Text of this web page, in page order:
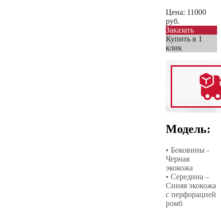
Цена: 11000
руб.
Заказать
Купить в 1
клик
Модель:
• Боковины -
Черная
экокожа
• Середина –
Синяя экокожа
с перфорацией
ромб